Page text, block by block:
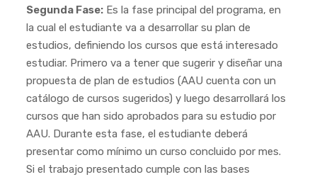
Segunda Fase:Es la fase principal del programa, en
la cual el estudiante va a desarrollar su plan de
estudios, definiendo los cursos que está interesado
estudiar. Primero va a tener que sugerir y diseñar una
propuesta de plan de estudios (AAU cuenta con un
catálogo de cursos sugeridos) y luego desarrollará los
cursos que han sido aprobados para su estudio por
AAU. Durante esta fase, el estudiante deberá
presentar como mínimo un curso concluido por mes.
Si el trabajo presentado cumple con las bases